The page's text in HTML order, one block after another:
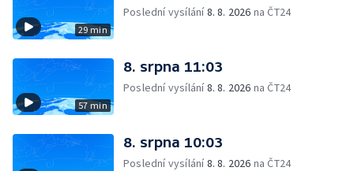
29 min
Poslední vysílání8. 8. 2026 na ČT24
57 min
8. srpna 11:03
Poslední vysílání8. 8. 2026 na ČT24
8. srpna 10:03
Poslední vysílání8. 8. 2026 na ČT24